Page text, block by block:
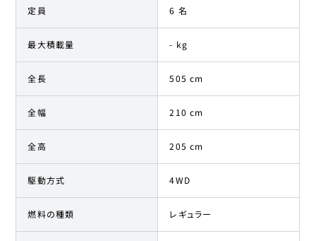
定員 6 名
最大積載量 - kg
全長 505 cm
全幅 210 cm
全高 205 cm
駆動方式 4WD
燃料の種類 レギュラー